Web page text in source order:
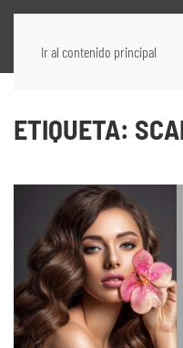
Ir al contenido principal
ETIQUETA: